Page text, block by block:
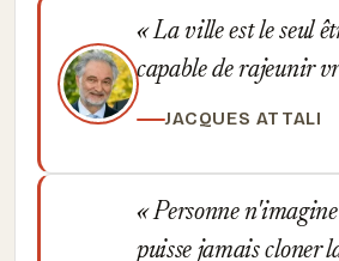
La ville est le seul
capable de rajeunir
JACQUES ATTALI
Personne n'imagine
puisse jamais cloner